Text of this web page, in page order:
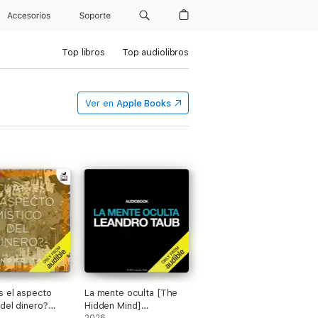
Accesorios Soporte
Top libros Top audiolibros
Ver en Apple Books
el aspecto
dinero?
La mente oculta [The
Hidden Mind]